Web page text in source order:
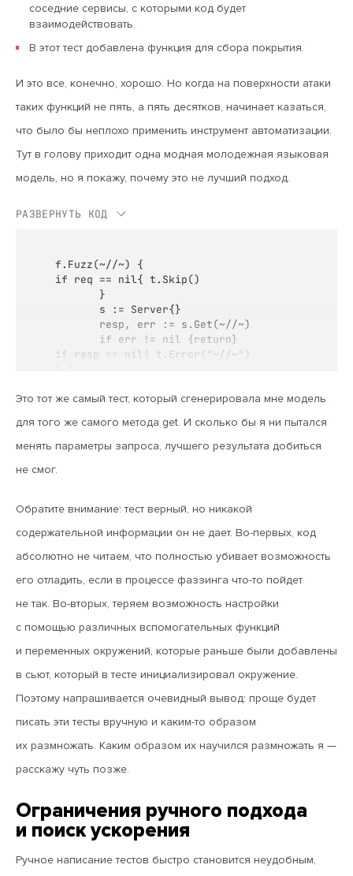
соседние сервисы, с которыми код будет
взаимодействовать.
В этот тест добавлена функция для сбора покрытия.
И это все, конечно, хорошо. Но когда на поверхности атаки
таких функций не пять, а пять десятков, начинает казаться,
что было бы неплохо применить инструмент автоматизации.
Тут в голову приходит одна модная молодежная языковая
модель, но я покажу, почему это не лучший подход.
f.Fuzz(~//~) {
if req == nil{ t.Skip()
       }
       s := Server{}
       resp, err := s.Get(~//~)
       if err != nil {return}
if resp == nil{ t.Error("~//~")
РАЗВЕРНУТЬ КОД
Это тот же самый тест, который сгенерировала мне модель
для того же самого метода get. И сколько бы я ни пытался
менять параметры запроса, лучшего результата добиться
не смог.
Обратите внимание: тест верный, но никакой
содержательной информации он не дает. Во-первых, код
абсолютно не читаем, что полностью убивает возможность
его отладить, если в процессе фаззинга что-то пойдет
не так. Во-вторых, теряем возможность настройки
с помощью различных вспомогательных функций
и переменных окружений, которые раньше были добавлены
в сьют, который в тесте инициализировал окружение.
Поэтому напрашивается очевидный вывод: проще будет
писать эти тесты вручную и каким-то образом
их размножать. Каким образом их научился размножать я —
расскажу чуть позже.
Ограничения ручного подхода
и поиск ускорения
Ручное написание тестов быстро становится неудобным,